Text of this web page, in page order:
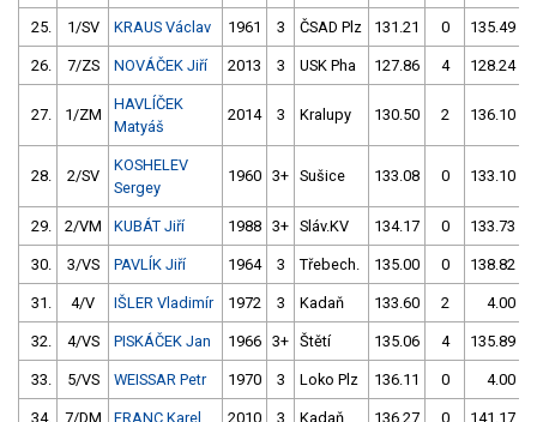
25. 1/SV KRAUS Václav 1961 3 ČSAD Plz 131.21 0 135.49
26. 7/ZS NOVÁČEK Jiří 2013 3 USK Pha 127.86 4 128.24
27. 1/ZM
HAVLÍČEK
Matyáš
2014 3 Kralupy 130.50 2 136.10
28. 2/SV
KOSHELEV
Sergey
1960 3+ Sušice 133.08 0 133.10
29. 2/VM KUBÁT Jiří 1988 3+ Sláv.KV 134.17 0 133.73
30. 3/VS PAVLÍK Jiří 1964 3 Třebech. 135.00 0 138.82
31. 4/V IŠLER Vladimír 1972 3 Kadaň 133.60 2 4.00
32. 4/VS PISKÁČEK Jan 1966 3+ Štětí 135.06 4 135.89
33. 5/VS WEISSAR Petr 1970 3 Loko Plz 136.11 0 4.00
34. 7/DM FRANC Karel 2010 3 Kadaň 136.27 0 141.17